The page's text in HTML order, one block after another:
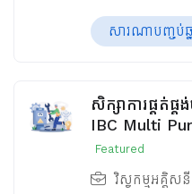
សារណាបញ្ចប់ឆ្
សិក្សាការផ្គត់ផ្
IBC Multi
Featured
វិស្វកម្មអគ្គិសនី